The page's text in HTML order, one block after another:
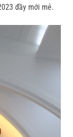
đầy mới mẻ.